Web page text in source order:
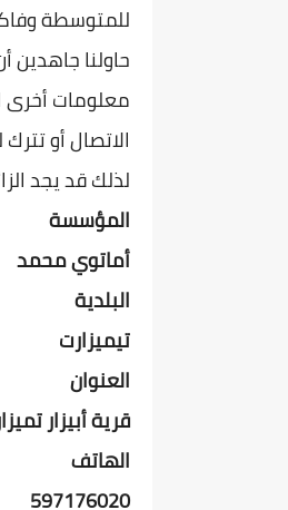
للمتوسطة
حاولنا
معلومات أخرى
الاتصال أو
لذلك قد يجد
المؤسسة
أماتوي محمد
البلدية
تيميزارت
العنوان
قرية أبيزار
الهاتف
597176020